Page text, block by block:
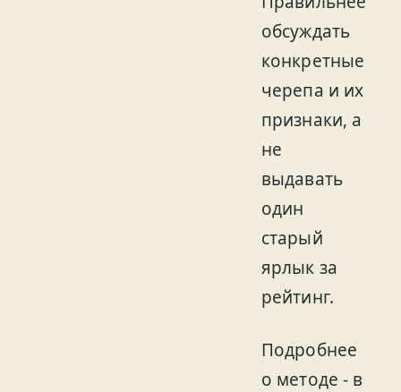
обсуждать
конкретные
черепа и их
признаки, а
не
выдавать
один
старый
ярлык за
рейтинг.
Подробнее
о методе - в